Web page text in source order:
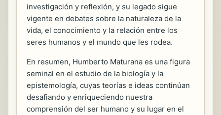
investigación y reflexión, y su legado sigue
vigente en debates sobre la naturaleza de la
vida, el conocimiento y la relación entre los
seres humanos y el mundo que les rodea.
En resumen, Humberto Maturana es una figura
seminal en el estudio de la biología y la
epistemología, cuyas teorías e ideas continúan
desafiando y enriqueciendo nuestra
comprensión del ser humano y su lugar en el